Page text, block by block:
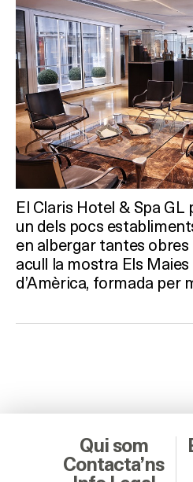
El Claris Hotel & Spa
un dels pocs
en albergar tantes obres
acull la mostra Els Maies
d’Amèrica, formada per
Qui som
Contacta’ns